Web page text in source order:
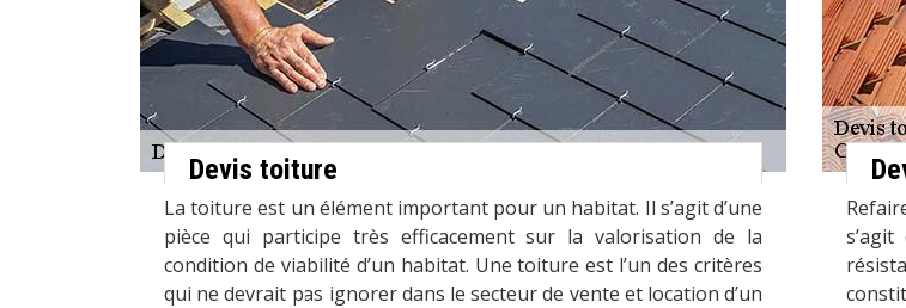
Devis toiture
La toiture est un élément important pour un habitat. Il s’agit d’une
pièce qui participe très efficacement sur la valorisation de la
condition de viabilité d’un habitat. Une toiture est l’un des critères
qui ne devrait pas ignorer dans le secteur de vente et location d’un